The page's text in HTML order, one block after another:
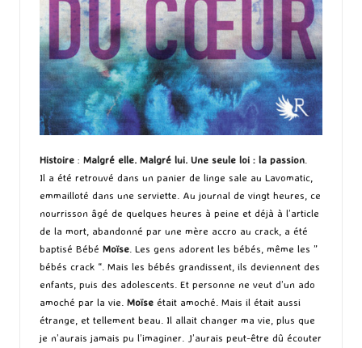
Histoire : Malgré elle. Malgré lui. Une seule loi : la passion
Il a été retrouvé dans un panier de linge sale au Lavomatic,
emmailloté dans une serviette. Au journal de vingt heures, ce
nourrisson âgé de quelques heures à peine et déjà à l’article
de la mort, abandonné par une mère accro au crack, a été
baptisé Bébé Moïse . Les gens adorent les bébés, même les ”
bébés crack “. Mais les bébés grandissent, ils deviennent des
enfants, puis des adolescents. Et personne ne veut d’un ado
amoché par la vie. Moïse était amoché. Mais il était aussi
étrange, et tellement beau. Il allait changer ma vie, plus que
je n’aurais jamais pu l’imaginer. J’aurais peut-être dû écouter